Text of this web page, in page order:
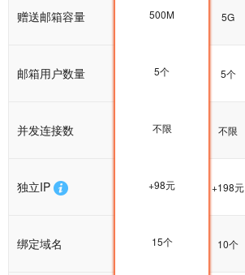
赠送邮箱容量 5G 5G
邮箱用户数量 5个 5个
并发连接数 不限 不限
独立IP +198元 +198元
绑定域名 15个 10个
500M
5个
不限
+98元
15个